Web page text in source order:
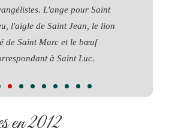
L'ange pour Saint
l'aigle de Saint Jean, le lion
de Saint Marc et le bœuf
à Saint Luc.
en 2012